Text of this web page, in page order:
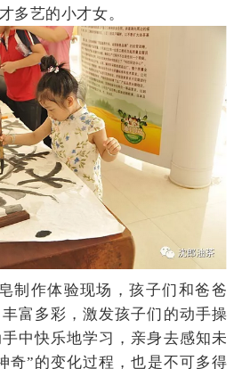
多艺的小才女。
制作体验现场，孩子们和爸爸
富多彩，激发孩子们的动手操
中快乐地学习，亲身去感知未
奇”的变化过程，也是不可多得